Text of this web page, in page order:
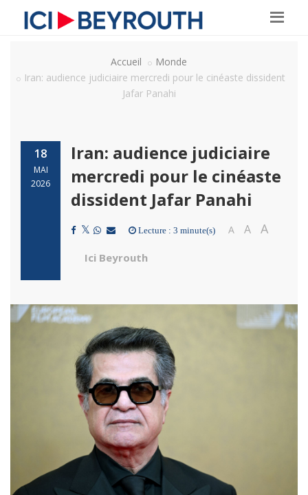
Accueil
Monde
Iran: audience judiciaire mercredi pour le cinéaste dissident
Jafar Panahi
18
MAI
2026
Iran: audience judiciaire
mercredi pour le cinéaste
dissident Jafar Panahi
Lecture : 3 minute(s) A A A
Ici Beyrouth